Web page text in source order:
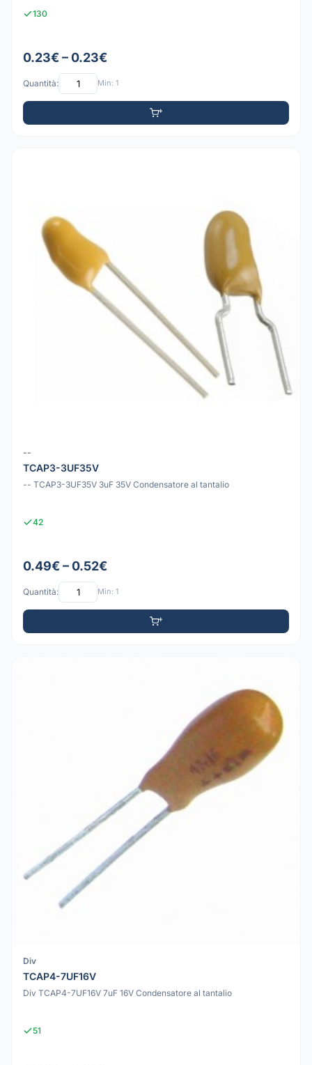
130
0.23€ – 0.23€
Quantità: Min: 1
--
TCAP3-3UF35V
-- TCAP3-3UF35V 3uF 35V Condensatore al tantalio
42
0.49€ – 0.52€
Quantità: Min: 1
Div
TCAP4-7UF16V
Div TCAP4-7UF16V 7uF 16V Condensatore al tantalio
51